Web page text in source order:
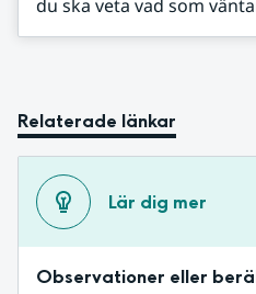
du ska veta vad som
Relaterade länkar
Lär dig mer
Observationer eller